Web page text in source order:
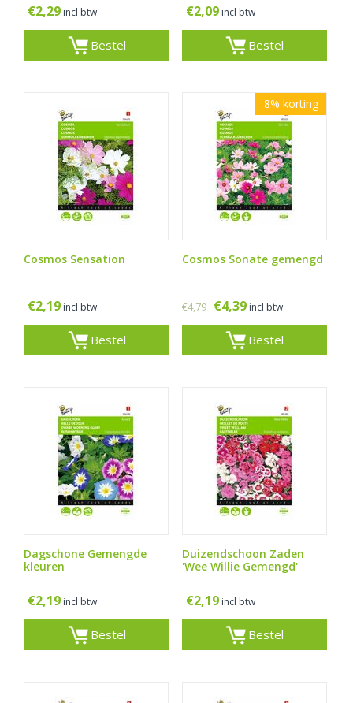
€2,29 incl btw
Bestel
€2,09 incl btw
Bestel
Cosmos Sensation
€2,19 incl btw
Bestel
8% korting
Cosmos Sonate gemengd
€4,79 €4,39 incl btw
Bestel
Dagschone Gemengde
kleuren
€2,19 incl btw
Bestel
Duizendschoon Zaden
'Wee Willie Gemengd'
€2,19 incl btw
Bestel